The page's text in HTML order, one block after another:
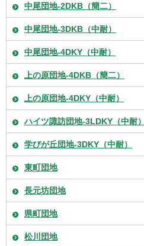
中尾団地-2DKB（簡二）
中尾団地-3DKB（中耐）
中尾団地-4DKY（中耐）
上の原団地-4DKB（簡二）
上の原団地-4DKY（中耐）
ハイツ諏訪団地-3LDKY（中耐）
学びが丘団地-3DKY（中耐）
東町団地
長元坊団地
県町団地
松川団地